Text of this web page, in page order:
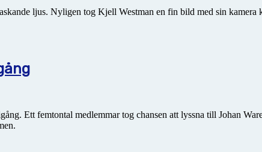
ljus. Nyligen tog Kjell Westman en fin bild med sin
Ett femtontal medlemmar tog chansen att lyssna till Johan